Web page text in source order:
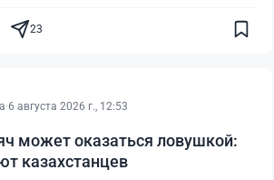
23
·6 августа 2026 г., 12:53
может оказаться ловушкой:
казахстанцев